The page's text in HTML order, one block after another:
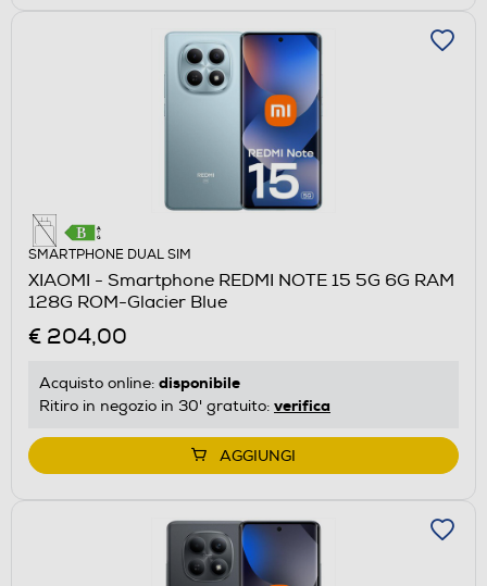
SMARTPHONE DUAL SIM
XIAOMI - Smartphone REDMI NOTE 15 5G 6G RAM
128G ROM-Glacier Blue
€ 204,00
Acquisto online: disponibile
Ritiro in negozio in 30' gratuito: verifica
AGGIUNGI